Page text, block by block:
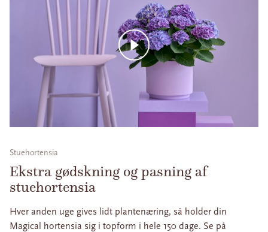
Stuehortensia
Ekstra gødskning og pasning af
stuehortensia
Hver anden uge gives lidt plantenæring, så holder din
Magical hortensia sig i topform i hele 150 dage. Se på